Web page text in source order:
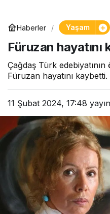
Haberler Yaşam
Füruzan hayatını
Çağdaş Türk
Füruzan hayatını kaybetti.
11 Şubat 2024, 17:48